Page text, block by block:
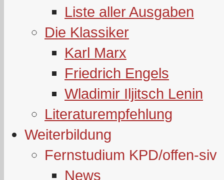
Liste aller Ausgaben
Die Klassiker
Karl Marx
Friedrich Engels
Wladimir Iljitsch Lenin
Literaturempfehlung
Weiterbildung
Fernstudium KPD/offen-siv
News